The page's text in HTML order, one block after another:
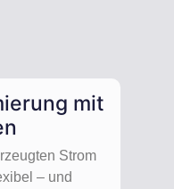
mit
Strom
– und